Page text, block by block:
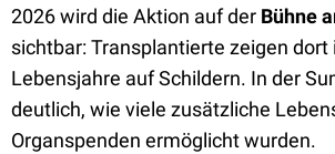
2026 wird die Aktion auf der Bühne
sichtbar: Transplantierte zeigen
Lebensjahre auf Schildern. In der
deutlich, wie viele zusätzliche
Organspenden ermöglicht wurden.